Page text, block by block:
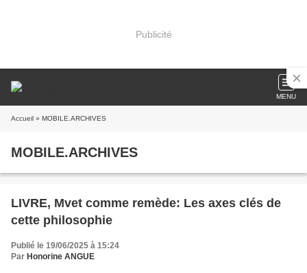
Publicité
MENU
Accueil » MOBILE.ARCHIVES
MOBILE.ARCHIVES
LIVRE, Mvet comme remède: Les axes clés de
cette philosophie
Publié le 19/06/2025 à 15:24
Par Honorine ANGUE